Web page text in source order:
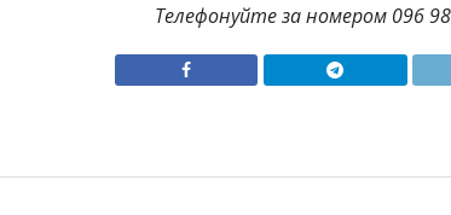
Телефонуйте за номером 096